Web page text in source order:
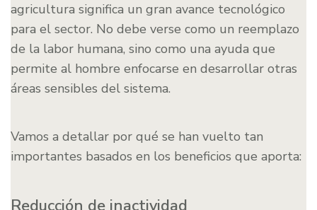
agricultura significa un gran avance tecnológico
para el sector. No debe verse como un reemplazo
de la labor humana, sino como una ayuda que
permite al hombre enfocarse en desarrollar otras
áreas sensibles del sistema.
Vamos a detallar por qué se han vuelto tan
importantes basados en los beneficios que aporta: